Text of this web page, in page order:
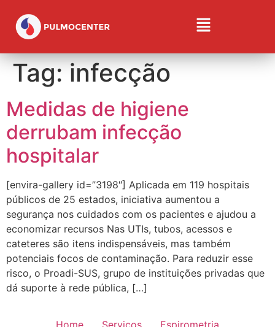
Tag:infecção
Medidas de higiene
derrubam infecção
hospitalar
[envira-gallery id=”3198″] Aplicada em 119 hospitais
públicos de 25 estados, iniciativa aumentou a
segurança nos cuidados com os pacientes e ajudou a
economizar recursos Nas UTIs, tubos, acessos e
cateteres são itens indispensáveis, mas também
potenciais focos de contaminação. Para reduzir esse
risco, o Proadi-SUS, grupo de instituições privadas que
dá suporte à rede pública, […]
Home Serviços
Espirometria